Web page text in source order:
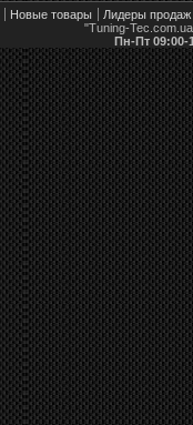
Новые товары
Лидеры продаж
"Tuning-
Пн-Пт 09:00-